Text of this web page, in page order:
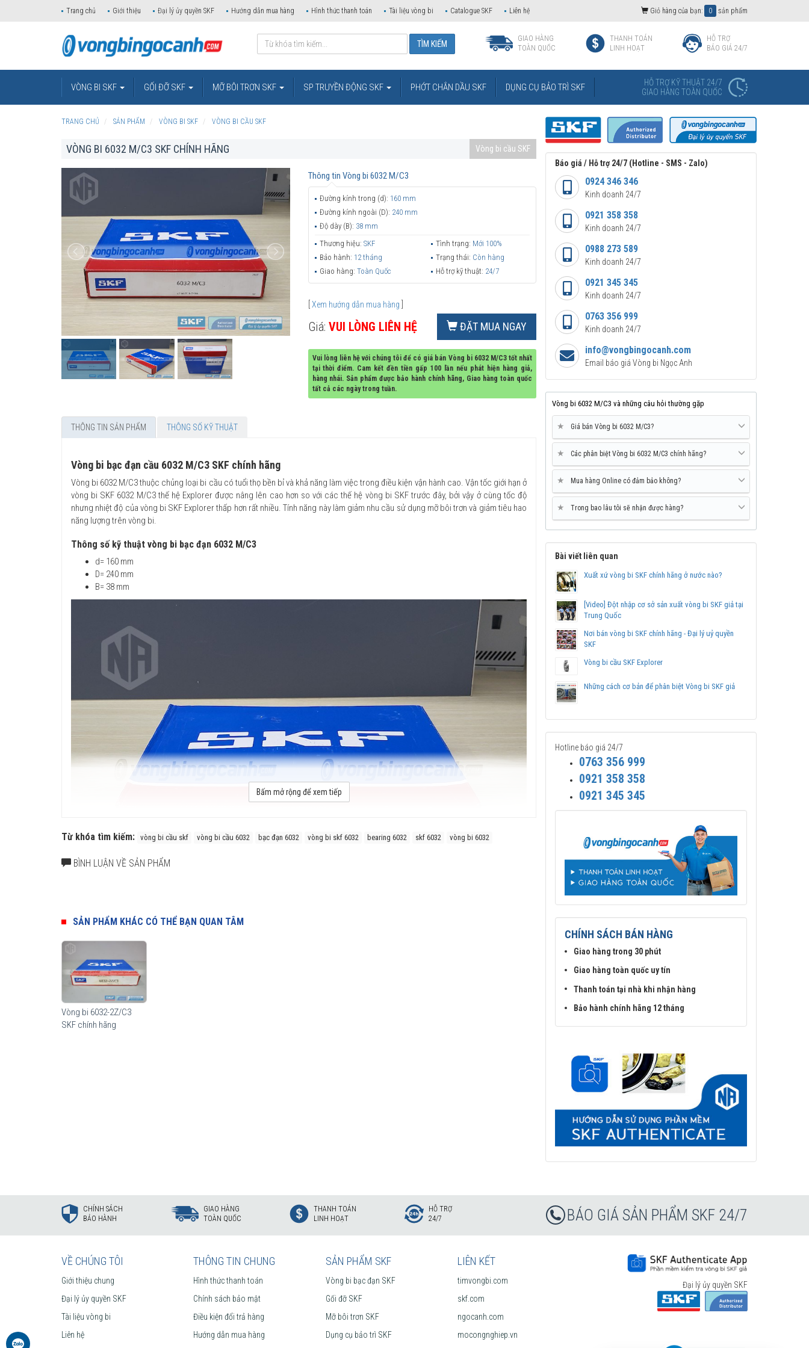
Trang chủ Giới thiệu Đại lý ủy quyền SKF Hướng dẫn mua hàng Hình thức thanh toán Tài liệu vòng bi Catalogue SKF Liên hệ Giỏ hàng của bạn: 0 sản phẩm
GIAO HÀNG
TOÀN QUỐC
THANH TOÁN
LINH HOẠT
HỖ TRỢ
BÁO GIÁ 24/7
VÒNG BI SKF GỐI ĐỠ SKF MỠ BÔI TRƠN SKF SP TRUYỀN ĐỘNG SKF PHỚT CHẮN DẦU SKF DỤNG CỤ BẢO TRÌ SKF
HỖ TRỢ KỸ THUẬT 24/7
GIAO HÀNG TOÀN QUỐC
TRANG CHỦ SẢN PHẨM VÒNG BI SKF VÒNG BI CẦU SKF
VÒNG BI 6032 M/C3 SKF CHÍNH HÃNG Vòng bi cầu SKF
Thông tin Vòng bi 6032 M/C3
Đường kính trong (d): 160 mm
Đường kính ngoài (D): 240 mm
Độ dày (B): 38 mm
Thương hiệu: SKF Tình trạng: Mới 100%
Bảo hành: 12 tháng Trạng thái: Còn hàng
Giao hàng: Toàn Quốc Hỗ trợ kỹ thuật: 24/7
Xem hướng dẫn mua hàng
Giá: VUI LÒNG LIÊN HỆ ĐẶT MUA NGAY
Vui lòng liên hệ với chúng tôi để có giá bán Vòng bi 6032 M/C3 tốt nhất
tại thời điểm. Cam kết đền tiền gấp 100 lần nếu phát hiện hàng giả,
hàng nhái. Sản phẩm được bảo hành chính hãng, Giao hàng toàn quốc
tất cả các ngày trong tuần.
THÔNG TIN SẢN PHẨM THÔNG SỐ KỸ THUẬT
Vòng bi bạc đạn cầu 6032 M/C3 SKF chính hãng
Vòng bi 6032 M/C3 thuộc chủng loại bi cầu có tuổi thọ bền bỉ và khả năng làm việc trong điều kiện vận hành cao. Vận tốc giới hạn ở
vòng bi SKF 6032 M/C3 thế hệ Explorer được nâng lên cao hơn so với các thế hệ vòng bi SKF trước đây, bởi vậy ở cùng tốc độ
nhưng nhiệt độ của vòng bi SKF Explorer thấp hơn rất nhiều. Tính năng này làm giảm nhu cầu sử dụng mỡ bôi trơn và giảm tiêu hao
năng lượng trên vòng bi.
Thông số kỹ thuật vòng bi bạc đạn 6032 M/C3
d= 160 mm
D= 240 mm
B= 38 mm
được hàng triệu khách hàng khắp nơi trên toàn thế giới kiểm chứng.
Cấu tạo vòng bi 6032 M/C3
Vòng bi cầu SKF 6032 M/C3 có nhiều model cấu tạo khác nhau để phù hợp với nhiều nhu cầu sử dụng của khách hàng, cấu tạo
khác nhau nhằm đáp ứng tối đa công năng sử dụng cũng như giảm thiểu chi phí cho từng nhu cầu sử dụng của thiết bị.
Bấm mở rộng để xem tiếp
Từ khóa tìm kiếm: vòng bi cầu skf vòng bi cầu 6032 bạc đạn 6032 vòng bi skf 6032 bearing 6032 skf 6032 vòng bi 6032
BÌNH LUẬN VỀ SẢN PHẨM
SẢN PHẨM KHÁC CÓ THỂ BẠN QUAN TÂM
Vòng bi 6032-2Z/C3
SKF chính hãng
Báo giá / Hỗ trợ 24/7 (Hotline - SMS - Zalo)
0924 346 346
Kinh doanh 24/7
0921 358 358
Kinh doanh 24/7
0988 273 589
Kinh doanh 24/7
0921 345 345
Kinh doanh 24/7
0763 356 999
Kinh doanh 24/7
info@vongbingocanh.com
Email báo giá Vòng bi Ngọc Anh
Vòng bi 6032 M/C3 và những câu hỏi thường gặp
★ Giá bán Vòng bi 6032 M/C3?
★ Các phân biệt Vòng bi 6032 M/C3 chính hãng?
★ Mua hàng Online có đảm bảo không?
★ Trong bao lâu tôi sẽ nhận được hàng?
Bài viết liên quan
Xuất xứ vòng bi SKF chính hãng ở nước nào?
[Video] Đột nhập cơ sở sản xuất vòng bi SKF giả tại
Trung Quốc
Nơi bán vòng bi SKF chính hãng - Đại lý uỷ quyền
SKF
Vòng bi cầu SKF Explorer
Những cách cơ bản để phân biệt Vòng bi SKF giả
Hotline báo giá 24/7
0763 356 999
0921 358 358
0921 345 345
CHÍNH SÁCH BÁN HÀNG
Giao hàng trong 30 phút
Giao hàng toàn quốc uy tín
Thanh toán tại nhà khi nhận hàng
Bảo hành chính hãng 12 tháng
CHÍNH SÁCH
BẢO HÀNH
GIAO HÀNG
TOÀN QUỐC
THANH TOÁN
LINH HOẠT
HỖ TRỢ
24/7
BÁO GIÁ SẢN PHẨM SKF 24/7
VỀ CHÚNG TÔI
Giới thiệu chung
Đại lý ủy quyền SKF
Tài liệu vòng bi
Liên hệ
THÔNG TIN CHUNG
Hình thức thanh toán
Chính sách bảo mật
Điều kiện đổi trả hàng
Hướng dẫn mua hàng
SẢN PHẨM SKF
Vòng bi bạc đạn SKF
Gối đỡ SKF
Mỡ bôi trơn SKF
Dụng cụ bảo trì SKF
LIÊN KẾT
timvongbi.com
skf.com
ngocanh.com
mocongnghiep.vn
Đại lý ủy quyền SKF